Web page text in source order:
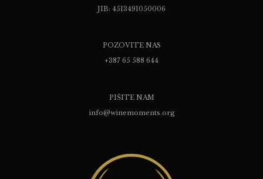
JIB: 4513491050006
POZOVITE NAS
+387 65 588 644
PIŠITE NAM
info@winemoments.org